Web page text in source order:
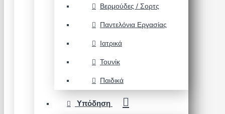
Βερμούδες / Σορτς
Παντελόνια Εργασίας
Ιατρικά
Τουνίκ
Παιδικά
Υπόδηση